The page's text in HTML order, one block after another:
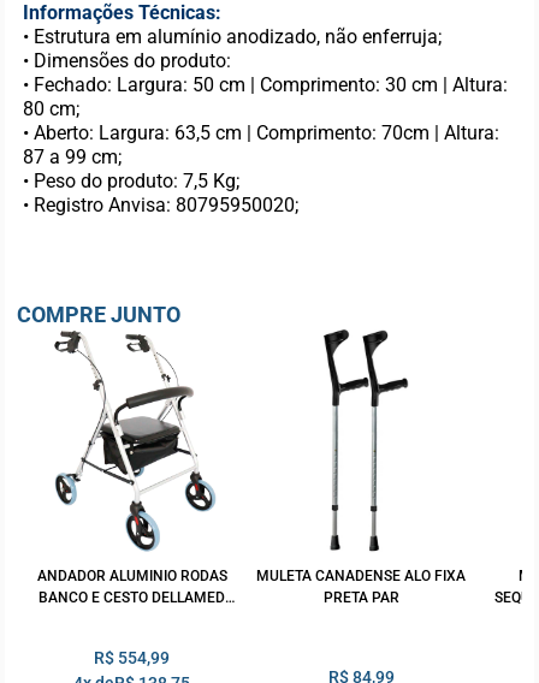
Informações Técnicas:
• Estrutura em alumínio anodizado, não enferruja;
• Dimensões do produto:
• Fechado: Largura: 50 cm | Comprimento: 30 cm | Altura:
80 cm;
• Aberto: Largura: 63,5 cm | Comprimento: 70cm | Altura:
87 a 99 cm;
• Peso do produto: 7,5 Kg;
• Registro Anvisa: 80795950020;
COMPRE JUNTO
ANDADOR ALUMINIO RODAS
BANCO E CESTO DELLAMED
R$ 554,99
MULETA CANADENSE ALO FIXA
PRETA PAR
R$ 84,99